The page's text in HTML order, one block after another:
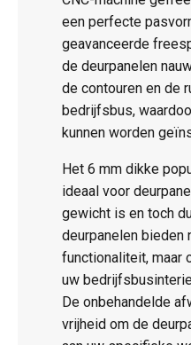
een perfecte
geavanceerde
de deurpanelen
de contouren en de
bedrijfsbus,
kunnen worden
Het 6 mm dikke
ideaal voor
gewicht is en toch
deurpanelen bieden
functionaliteit, maar
uw
De onbehandelde
vrijheid om de